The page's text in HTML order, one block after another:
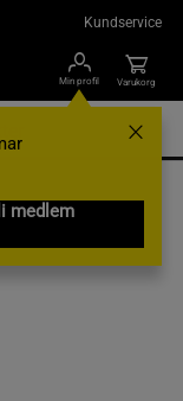
Kundservice
Min profil
medlem
Varukorg
L